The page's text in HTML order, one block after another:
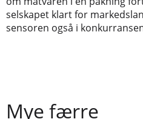
selskapet klart for
sensoren også i
Mye færre